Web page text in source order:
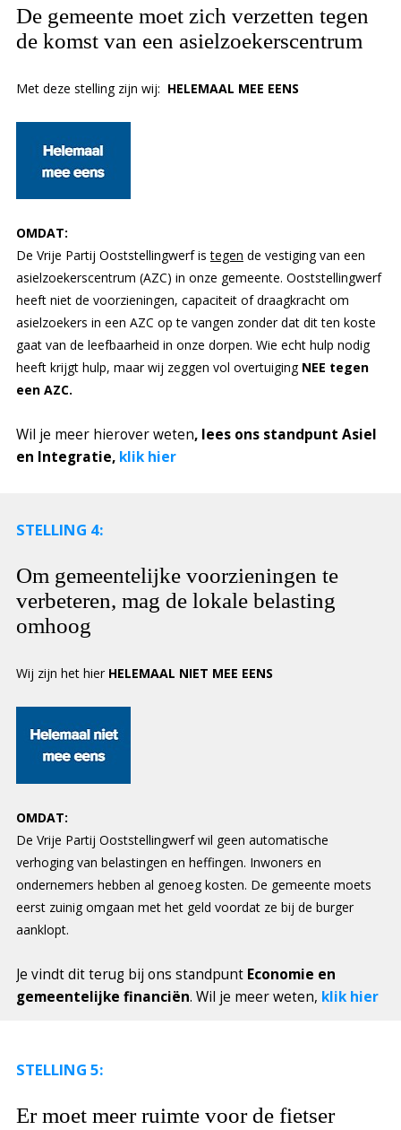
De gemeente moet zich verzetten tegen
de komst van een asielzoekerscentrum
Met deze stelling zijn wij: HELEMAAL MEE EENS
OMDAT:
De Vrije Partij Ooststellingwerf istegen de vestiging van een
asielzoekerscentrum (AZC) in onze gemeente. Ooststellingwerf
heeft niet de voorzieningen, capaciteit of draagkracht om
asielzoekers in een AZC op te vangen zonder dat dit ten koste
gaat van de leefbaarheid in onze dorpen. Wie echt hulp nodig
heeft krijgt hulp, maar wij zeggen vol overtuiging NEE tegen
een AZC.
Wil je meer hierover weten, lees ons standpunt Asiel
en Integratie,klik hier
STELLING 4:
Om gemeentelijke voorzieningen te
verbeteren, mag de lokale belasting
omhoog
Wij zijn het hier HELEMAAL NIET MEE EENS
OMDAT:
De Vrije Partij Ooststellingwerf wil geen automatische
verhoging van belastingen en heffingen. Inwoners en
ondernemers hebben al genoeg kosten. De gemeente moets
eerst zuinig omgaan met het geld voordat ze bij de burger
aanklopt.
Je vindt dit terug bij ons standpunt Economie en
gemeentelijke financiën. Wil je meer weten, klik hier
STELLING 5:
Er moet meer ruimte voor de fietser